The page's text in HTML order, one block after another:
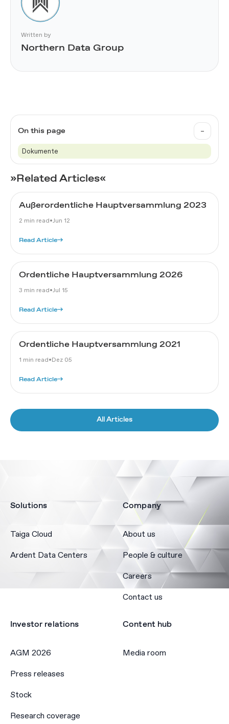
Written by
Northern Data Group
On this page –
Dokumente
»Related Articles«
Außerordentliche Hauptversammlung 2023
2 min read•Jun 12
Read Article→
Ordentliche Hauptversammlung 2026
3 min read•Jul 15
Read Article→
Ordentliche Hauptversammlung 2021
1 min read•Dez 05
Read Article→
All Articles
Solutions
Taiga Cloud
Ardent Data Centers
Company
About us
People & culture
Careers
Contact us
Investor relations
AGM 2026
Press releases
Stock
Research coverage
Content hub
Media room